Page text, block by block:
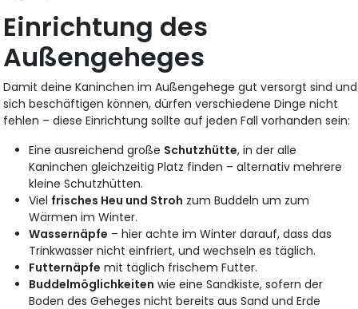
Einrichtung des
Außengeheges
Damit deine Kaninchen im Außengehege gut versorgt sind und
sich beschäftigen können, dürfen verschiedene Dinge nicht
fehlen – diese Einrichtung sollte auf jeden Fall vorhanden sein:
Eine ausreichend große Schutzhütte, in der alle
Kaninchen gleichzeitig Platz finden – alternativ mehrere
kleine Schutzhütten.
Viel frisches Heu und Stroh zum Buddeln um zum
Wärmen im Winter.
Wassernäpfe – hier achte im Winter darauf, dass das
Trinkwasser nicht einfriert, und wechseln es täglich.
Futternäpfe mit täglich frischem Futter.
Buddelmöglichkeiten wie eine Sandkiste, sofern der
Boden des Geheges nicht bereits aus Sand und Erde